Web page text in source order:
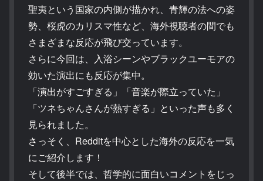
聖夷という国家の内側が描かれ、青輝の法への姿
勢、桜虎のカリスマ性など、海外視聴者の間でも
さまざまな反応が飛び交っています。
さらに今回は、入浴シーンやブラックユーモアの
効いた演出にも反応が集中。
「演出がすごすぎる」「音楽が際立っていた」
「ツネちゃんさんが熱すぎる」といった声も多く
見られました。
さっそく、Redditを中心とした海外の反応を一気
にご紹介します！
そして後半では、哲学的に面白いコメントをじっ